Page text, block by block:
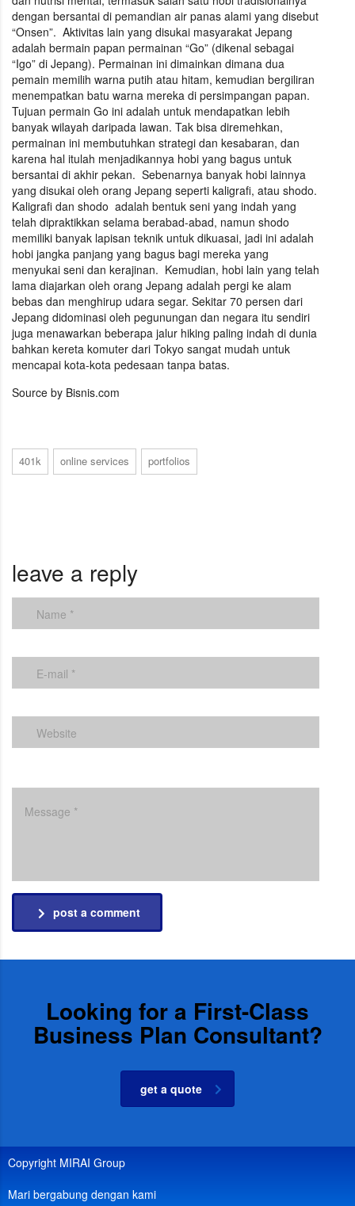
dengan bersantai di pemandian air panas alami yang disebut
“Onsen”. Aktivitas lain yang disukai masyarakat Jepang
adalah bermain papan permainan “Go” (dikenal sebagai
“Igo” di Jepang). Permainan ini dimainkan dimana dua
pemain memilih warna putih atau hitam, kemudian bergiliran
menempatkan batu warna mereka di persimpangan papan.
Tujuan permain Go ini adalah untuk mendapatkan lebih
banyak wilayah daripada lawan. Tak bisa diremehkan,
permainan ini membutuhkan strategi dan kesabaran, dan
karena hal itulah menjadikannya hobi yang bagus untuk
bersantai di akhir pekan. Sebenarnya banyak hobi lainnya
yang disukai oleh orang Jepang seperti kaligrafi, atau shodo.
Kaligrafi dan shodo adalah bentuk seni yang indah yang
telah dipraktikkan selama berabad-abad, namun shodo
memiliki banyak lapisan teknik untuk dikuasai, jadi ini adalah
hobi jangka panjang yang bagus bagi mereka yang
menyukai seni dan kerajinan. Kemudian, hobi lain yang telah
lama diajarkan oleh orang Jepang adalah pergi ke alam
bebas dan menghirup udara segar. Sekitar 70 persen dari
Jepang didominasi oleh pegunungan dan negara itu sendiri
juga menawarkan beberapa jalur hiking paling indah di dunia
bahkan kereta komuter dari Tokyo sangat mudah untuk
mencapai kota-kota pedesaan tanpa batas.
Source by Bisnis.com
401k online services portfolios
leave a reply
post a comment
Looking for a First-Class
Business Plan Consultant?
get a quote
Copyright MIRAI Group
Mari bergabung dengan kami